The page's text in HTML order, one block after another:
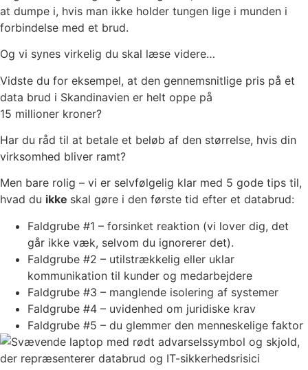
at dumpe i, hvis man ikke holder tungen lige i munden i
forbindelse med et brud.
Og vi synes virkelig du skal læse videre…
Vidste du for eksempel, at den gennemsnitlige pris på et
data brud i Skandinavien er helt oppe på
15 millioner kroner?
Har du råd til at betale et beløb af den størrelse, hvis din
virksomhed bliver ramt?
Men bare rolig – vi er selvfølgelig klar med 5 gode tips til,
hvad du ikke skal gøre i den første tid efter et databrud:
Faldgrube #1 – forsinket reaktion (vi lover dig, det
går ikke væk, selvom du ignorerer det).
Faldgrube #2 – utilstrækkelig eller uklar
kommunikation til kunder og medarbejdere
Faldgrube #3 – manglende isolering af systemer
Faldgrube #4 – uvidenhed om juridiske krav
Faldgrube #5 – du glemmer den menneskelige faktor